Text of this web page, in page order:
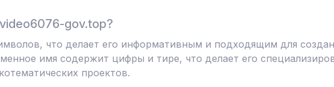
gov.top?
что делает его информативным и подходящим для
имя содержит цифры и тире, что делает его
проектов.